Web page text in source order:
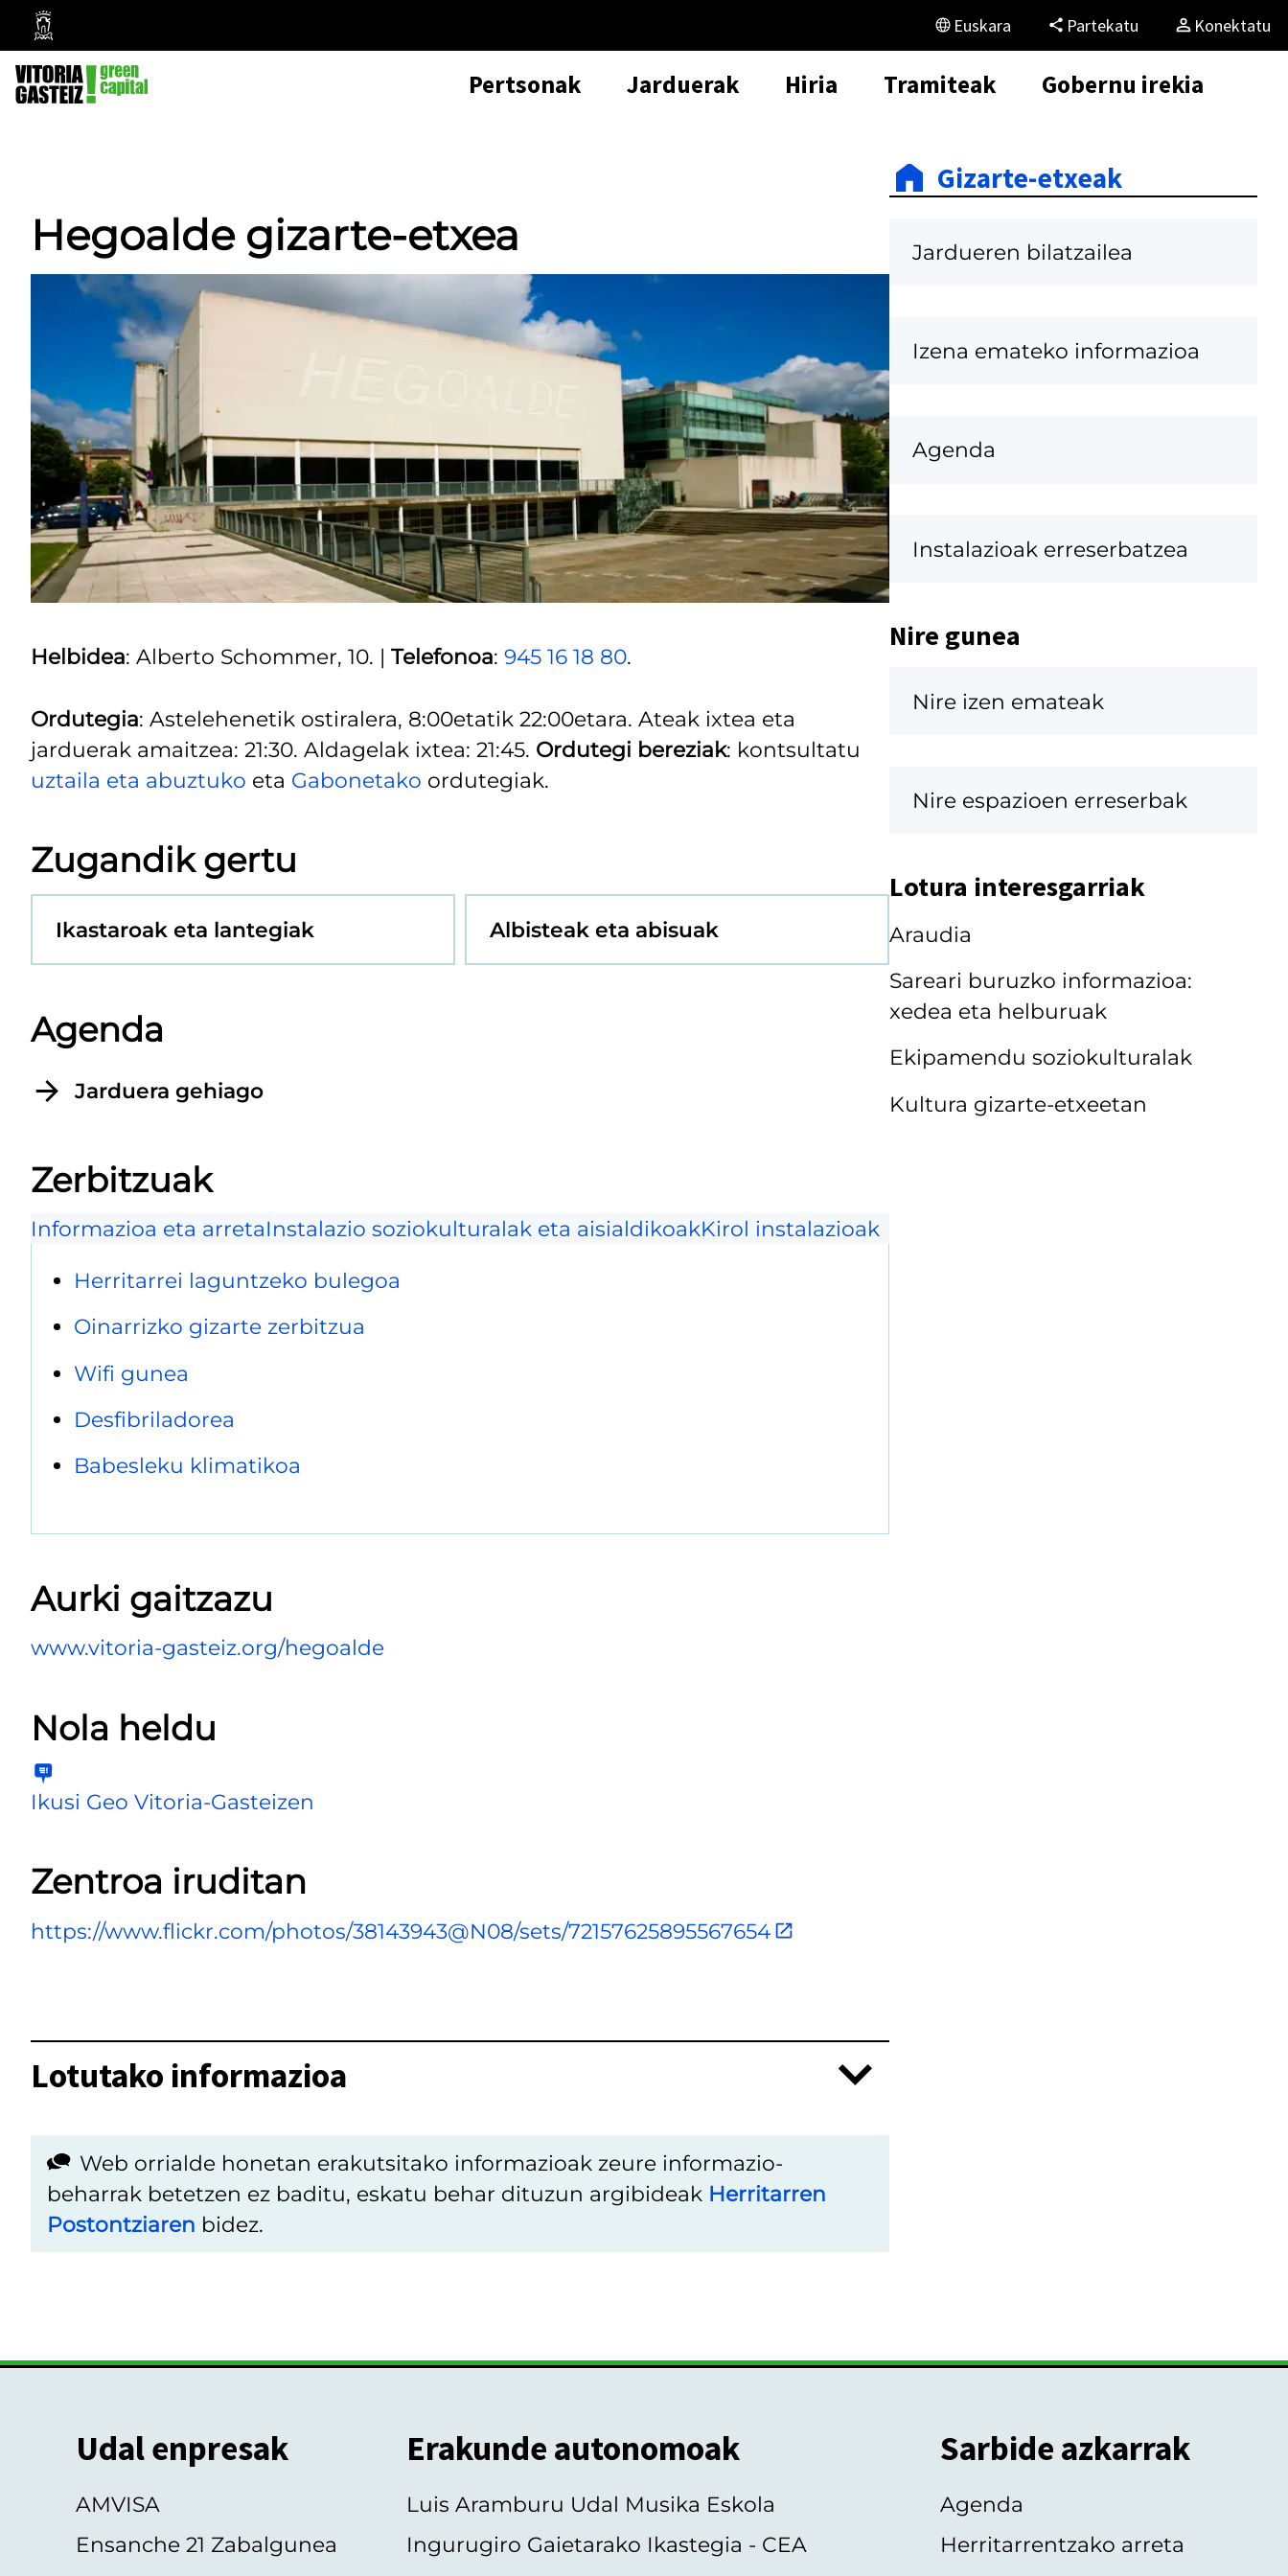
Vitoria-
Gasteizko
Udala
Euskara Partekatu Konektatu
Pertsonak Jarduerak Hiria Tramiteak Gobernu irekia
Hegoalde gizarte-etxea
Helbidea: Alberto Schommer, 10. | Telefonoa: 945 16 18 80.
Ordutegia: Astelehenetik ostiralera, 8:00etatik 22:00etara. Ateak ixtea eta
jarduerak amaitzea: 21:30. Aldagelak ixtea: 21:45. Ordutegi bereziak: kontsultatu
uztaila eta abuztuko eta Gabonetako ordutegiak.
Zugandik gertu
Ikastaroak eta lantegiak Albisteak eta abisuak
Agenda
Jarduera gehiago
Zerbitzuak
Informazioa eta arretaInstalazio soziokulturalak eta aisialdikoakKirol instalazioak
Herritarrei laguntzeko bulegoa
Oinarrizko gizarte zerbitzua
Wifi gunea
Desfibriladorea
Babesleku klimatikoa
Aurki gaitzazu
www.vitoria-gasteiz.org/hegoalde
Nola heldu
Ikusi Geo Vitoria-Gasteizen
Zentroa iruditan
https://www.flickr.com/photos/38143943@N08/sets/72157625895567654
Lotutako informazioa
Web orrialde honetan erakutsitako informazioak zeure informazio-
beharrak betetzen ez baditu, eskatu behar dituzun argibideak Herritarren
Postontziaren bidez.
Gizarte-etxeak
Jardueren bilatzailea
Izena emateko informazioa
Agenda
Instalazioak erreserbatzea
Nire gunea
Nire izen emateak
Nire espazioen erreserbak
Lotura interesgarriak
Araudia
Sareari buruzko informazioa:
xedea eta helburuak
Ekipamendu soziokulturalak
Kultura gizarte-etxeetan
Udal enpresak
AMVISA
Ensanche 21 Zabalgunea
Erakunde autonomoak
Luis Aramburu Udal Musika Eskola
Ingurugiro Gaietarako Ikastegia - CEA
Sarbide azkarrak
Agenda
Herritarrentzako arreta